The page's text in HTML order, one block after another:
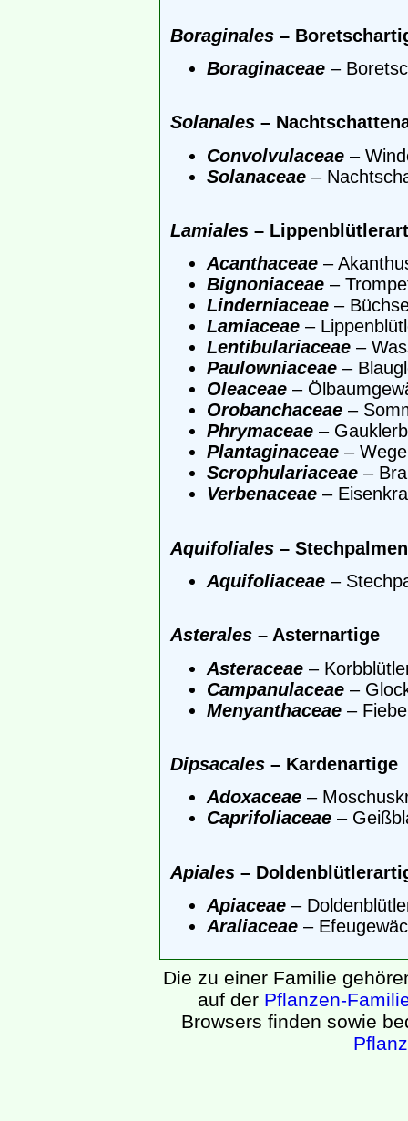
Boraginales –
Boraginaceae –
Solanales –
Convolvulaceae –
Solanaceae –
Lamiales –
Acanthaceae –
Bignoniaceae –
Linderniaceae –
Lamiaceae –
Lentibulariaceae –
Paulowniaceae –
Oleaceae –
Orobanchaceae –
Phrymaceae –
Plantaginaceae –
Scrophulariaceae –
Verbenaceae –
Aquifoliales –
Aquifoliaceae –
Asterales – Asternartige
Asteraceae –
Campanulaceae –
Menyanthaceae –
Dipsacales – Kardenartige
Adoxaceae –
Caprifoliaceae –
Apiales –
Apiaceae –
Araliaceae –
Die zu einer Familie
auf der Pflanzen-
Browsers finden sowie